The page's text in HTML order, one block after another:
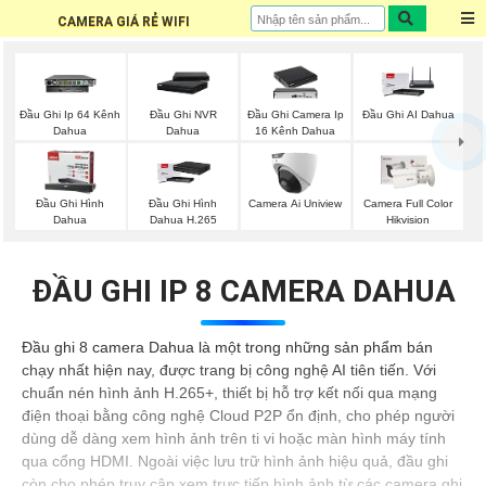
CAMERA GIÁ RẺ WIFI
Đầu Ghi Ip 64 Kênh
Dahua
Đầu Ghi NVR
Dahua
Đầu Ghi Camera Ip
16 Kênh Dahua
Đầu Ghi AI Dahua
Đầu Ghi Hình
Dahua
Đầu Ghi Hình
Dahua H.265
Camera Ai Uniview
Camera Full Color
Hikvision
ĐẦU GHI IP 8 CAMERA DAHUA
Đầu ghi 8 camera Dahua là một trong những sản phẩm bán
chạy nhất hiện nay, được trang bị công nghệ AI tiên tiến. Với
chuẩn nén hình ảnh H.265+, thiết bị hỗ trợ kết nối qua mạng
điện thoại bằng công nghệ Cloud P2P ổn định, cho phép người
dùng dễ dàng xem hình ảnh trên ti vi hoặc màn hình máy tính
qua cổng HDMI. Ngoài việc lưu trữ hình ảnh hiệu quả, đầu ghi